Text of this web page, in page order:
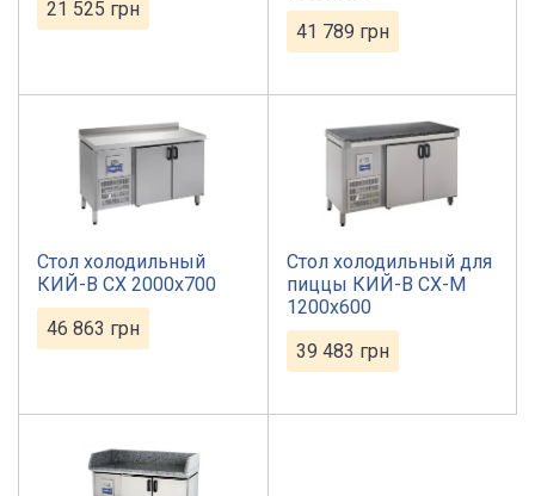
21 525 грн
41 789 грн
Стол холодильный
КИЙ-В СХ 2000х700
46 863 грн
Стол холодильный для
пиццы КИЙ-В СХ-М
1200х600
39 483 грн